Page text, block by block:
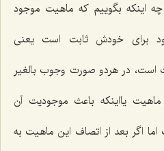
اینکه بگوییم که ماهیت موجود
برای خودش ثابت است یعنی
در هردو صورت وجوب بالغیر
یااینکه باعث موجودیت آن
اگر بعد از اتصاف این ماهیت به